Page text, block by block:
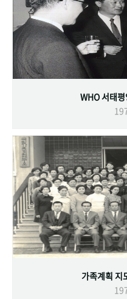
WHO 서태
가족계획 지